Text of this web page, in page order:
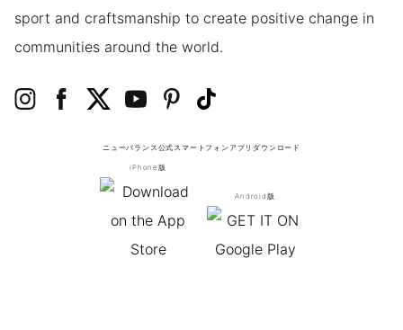
sport and craftsmanship to create positive change in
communities around the world.
ニューバランス公式スマートフォンアプリ ダウンロード
iPhone版
Android版